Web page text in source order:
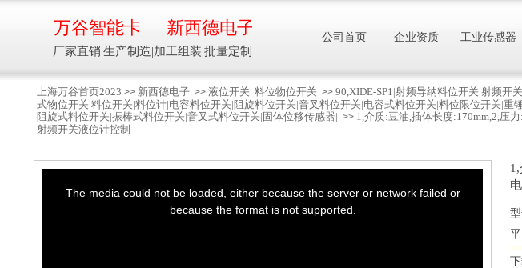
上海万谷首页2023 >> 新西德电子 >> 液位开关 料位物位开关 >> 90,XIDE-SP1|射频导纳料位开关|射频开
式物位开关|料位开关|料位计|电容料位开关|阻旋料位开关|音叉料位开关|电容式料位开关|料位限位开关|
阻旋式料位开关|振棒式料位开关|音叉式料位开关|固体位移传感器| >> 1,介质:豆油,插体长度:170mm,2,压
射频开关液位计控制
The media could not be loaded, either because the server or network failed or
because the format is not supported.
新西德电子
厂家直销|生产制造|加工组装|批量定制
智能卡流量压力温度液位设备
电子
万谷智能卡 公司首页 企业资质 工业传感器